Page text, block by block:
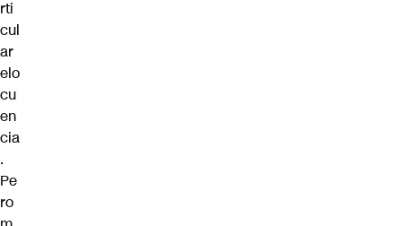
rti
cul
ar
elo
cu
en
cia
.
Pe
ro